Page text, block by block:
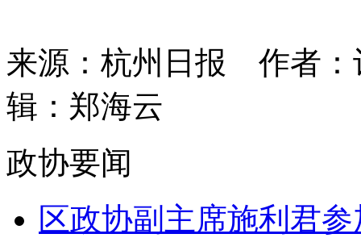
来源：杭州日报 作者
辑：郑海云
政协要闻
区政协副主席施利君